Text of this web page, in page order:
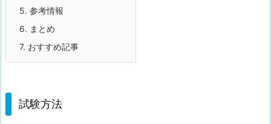
5. 参考情報
6. まとめ
7. おすすめ記事
試験方法